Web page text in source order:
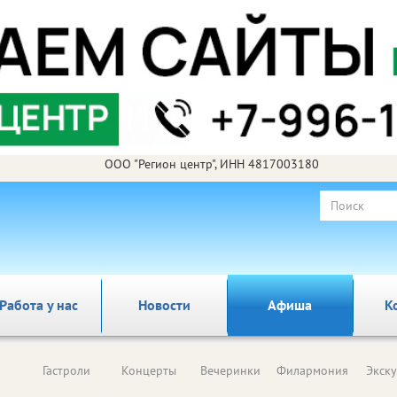
ООО "Регион центр", ИНН 4817003180
у нас Новости Афиша
Гастроли Концерты Вечеринки Филармония